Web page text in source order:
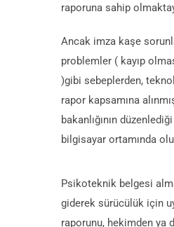
raporuna sahip
Ancak imza kaşe
problemler ( kayıp
)gibi sebeplerden,
rapor kapsamına
bakanlığının
bilgisayar ortamında
Psikoteknik belgesi
giderek sürücülük için
raporunu, hekimden ya